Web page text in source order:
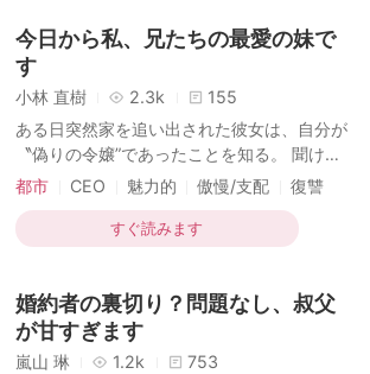
いに狂気を見せる。「もう遅いわ。私は、あ
なたを愛さない」狂おしいほど一途な愛が、
やがてすれ違いへと変わる——その結末と
今日から私、兄たちの最愛の妹で
す
小林 直樹 2.3k
155
ある日突然家を追い出された彼女は、自分が
〝偽りの令嬢”であったことを知る。 聞け
ば、実の家族は貧しく、男尊女卑の思想が根
帰ればすぐにでも売られてしまうという！ し
かし、本当の父親は、まさかの富豪ランキン
嬢から、一転して財閥の〝本物の令嬢”へと変
貌を遂げた彼女。五人の兄たちは、天の星さ
えも摘んで与えんばかりに、彼女を骨の髄ま
都市 CEO 魅力的 傲慢/支配
復讐
一目惚れ
甘美
すぐ読みます
婚約者の裏切り？問題なし、叔父
が甘すぎます
嵐山 琳 1.2k
753